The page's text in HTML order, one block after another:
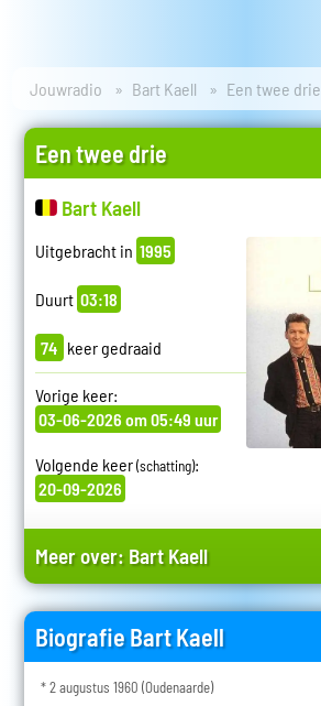
Jouwradio Bart Kaell Een twee drie
Een twee drie
Bart Kaell
Uitgebracht in 1995
Duurt 03:18
74 keer gedraaid
Vorige keer:
03-06-2026 om 05:49 uur
Volgende keer(schatting):
20-09-2026
Meer over: Bart Kaell
Biografie Bart Kaell
* 2 augustus 1960 (Oudenaarde)